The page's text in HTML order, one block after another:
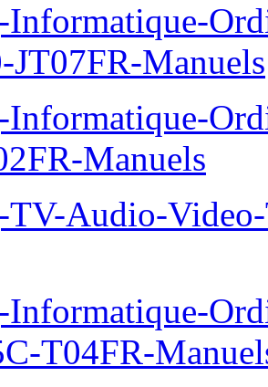
Informatique-
JT07FR-Manuels
Informatique-
Manuels
TV-Audio-
Informatique-
T04FR-